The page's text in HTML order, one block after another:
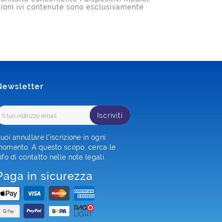
ivi contenute sono esclusivamente
Iscriviti
annullare l'iscrizione in ogni
A questo scopo, cerca le
di contatto nelle note legali.
in sicurezza